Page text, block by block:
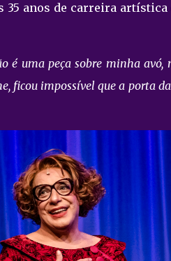
anos de carreira
é uma peça sobre minha avó,
ficou impossível que a porta